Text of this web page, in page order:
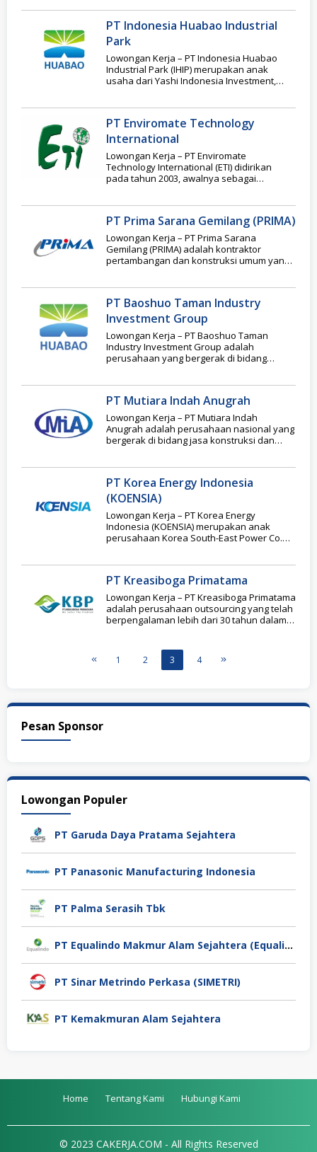
PT Indonesia Huabao Industrial
Park
Lowongan Kerja – PT Indonesia Huabao
Industrial Park (IHIP) merupakan anak
usaha dari Yashi Indonesia Investment,
PT Enviromate Technology
International
Lowongan Kerja – PT Enviromate
Technology International (ETI) didirikan
pada tahun 2003, awalnya sebagai
PT Prima Sarana Gemilang (PRIMA)
Lowongan Kerja – PT Prima Sarana
Gemilang (PRIMA) adalah kontraktor
pertambangan dan konstruksi umum yang
PT Baoshuo Taman Industry
Investment Group
Lowongan Kerja – PT Baoshuo Taman
Industry Investment Group adalah
perusahaan yang bergerak di bidang
PT Mutiara Indah Anugrah
Lowongan Kerja – PT Mutiara Indah
Anugrah adalah perusahaan nasional yang
bergerak di bidang jasa konstruksi dan
PT Korea Energy Indonesia
(KOENSIA)
Lowongan Kerja – PT Korea Energy
Indonesia (KOENSIA) merupakan anak
perusahaan Korea South-East Power Co.
PT Kreasiboga Primatama
Lowongan Kerja – PT Kreasiboga Primatama
adalah perusahaan outsourcing yang telah
berpengalaman lebih dari 30 tahun dalam
1 2 3 4
Pesan Sponsor
Lowongan Populer
PT Garuda Daya Pratama Sejahtera
PT Panasonic Manufacturing Indonesia
PT Palma Serasih Tbk
PT Equalindo Makmur Alam Sejahtera (Equalindo Group)
PT Sinar Metrindo Perkasa (SIMETRI)
PT Kemakmuran Alam Sejahtera
Home Tentang Kami Hubungi Kami
© 2023 CAKERJA.COM - All Rights Reserved